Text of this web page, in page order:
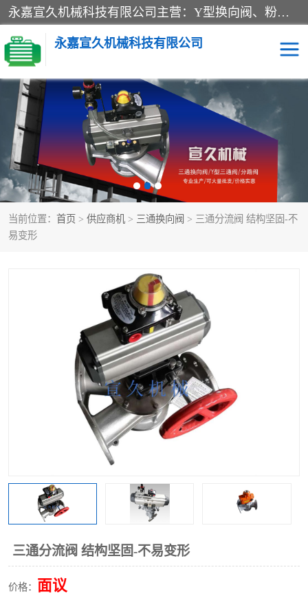
永嘉宣久机械科技有限公司主营：Y型换向阀、粉体换向阀、板式换向阀、三通换向阀、三通换向器、三通分路阀、管路换向阀等产品及服务。
永嘉宣久机械科技有限公司
当前位置： 首页 > 供应商机 > 三通换向阀 > 三通分流阀 结构坚固-不
易变形
三通分流阀 结构坚固-不易变形
价格： 面议
换向阀 Y型换向阀
板式换向阀 粉料换向阀
粉体换向阀 管道换向阀
管路换向阀 三通换向阀
粉体三通阀
不锈钢三通阀
翻板转向阀
粉体转向阀 Y型球阀
气动球阀
粉体分路阀
管道换向器